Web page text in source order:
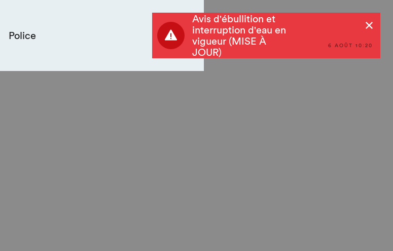
6 AOÛT 10:20
Avis d'ébullition et
interruption d'eau en
vigueur (MISE À
JOUR)
Police